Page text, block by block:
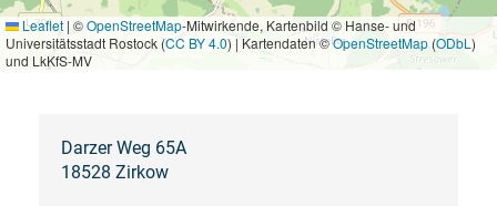
Leaflet | ©OpenStreetMap-Mitwirkende, Kartenbild © Hanse- und
Universitätsstadt Rostock (CC BY 4.0) | Kartendaten ©OpenStreetMap (ODbL )
und LkKfS-MV
Darzer Weg 65A
18528 Zirkow